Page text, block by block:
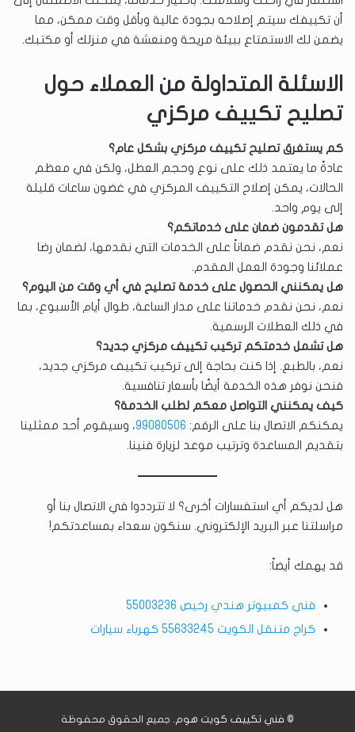
أن تكييفك سيتم إصلاحه بجودة عالية وبأقل وقت ممكن، مما
يضمن لك الاستمتاع ببيئة مريحة ومنعشة في منزلك أو مكتبك.
الاسئلة المتداولة من العملاء حول
تصليح تكييف مركزي
كم يستغرق تصليح تكييف مركزي بشكل عام؟
عادةً ما يعتمد ذلك على نوع وحجم العطل، ولكن في معظم
الحالات، يمكن إصلاح التكييف المركزي في غضون ساعات قليلة
إلى يوم واحد.
هل تقدمون ضمان على خدماتكم؟
نعم، نحن نقدم ضماناً على الخدمات التي نقدمها، لضمان رضا
عملائنا وجودة العمل المقدم.
هل يمكنني الحصول على خدمة تصليح في أي وقت من اليوم؟
نعم، نحن نقدم خدماتنا على مدار الساعة، طوال أيام الأسبوع، بما
في ذلك العطلات الرسمية.
هل تشمل خدمتكم تركيب تكييف مركزي جديد؟
نعم، بالطبع. إذا كنت بحاجة إلى تركيب تكييف مركزي جديد،
فنحن نوفر هذه الخدمة أيضًا بأسعار تنافسية.
كيف يمكنني التواصل معكم لطلب الخدمة؟
يمكنكم الاتصال بنا على الرقم: 99080506، وسيقوم أحد ممثلينا
بتقديم المساعدة وترتيب موعد لزيارة فنينا.
هل لديكم أي استفسارات أخرى؟ لا تترددوا في الاتصال بنا أو
مراسلتنا عبر البريد الإلكتروني. سنكون سعداء بمساعدتكم!
قد يهمك أيضاً:
فني كمبيوتر هندي رخيص 55003236
كراج متنقل الكويت 55633245 كهرباء سيارات
© فني تكييف كويت هوم. جميع الحقوق محفوظة